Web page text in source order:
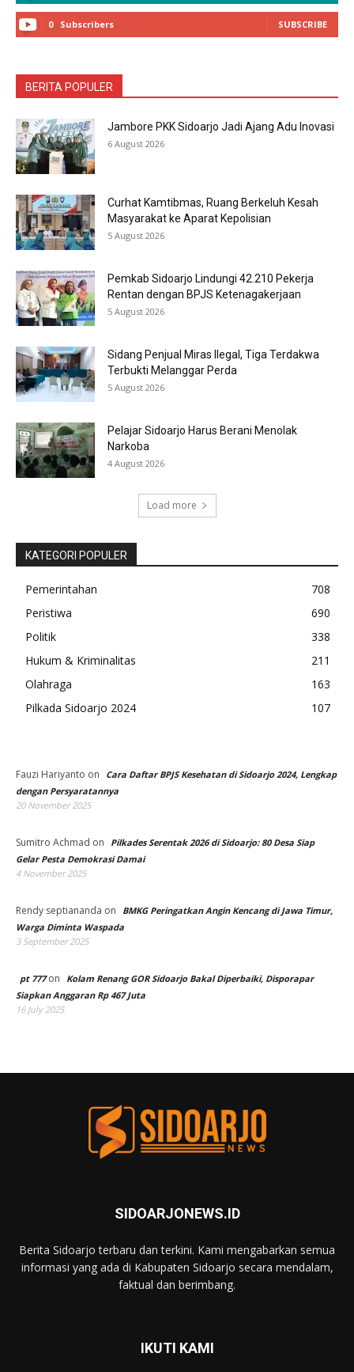
0 Subscribers SUBSCRIBE
BERITA POPULER
Jambore PKK Sidoarjo Jadi Ajang Adu Inovasi
6 August 2026
Curhat Kamtibmas, Ruang Berkeluh Kesah
Masyarakat ke Aparat Kepolisian
5 August 2026
Pemkab Sidoarjo Lindungi 42.210 Pekerja
Rentan dengan BPJS Ketenagakerjaan
5 August 2026
Sidang Penjual Miras Ilegal, Tiga Terdakwa
Terbukti Melanggar Perda
5 August 2026
Pelajar Sidoarjo Harus Berani Menolak
Narkoba
4 August 2026
Load more
KATEGORI POPULER
Pemerintahan
708
Peristiwa
690
Politik
338
Hukum & Kriminalitas
211
Olahraga
163
Pilkada Sidoarjo 2024
107
Fauzi Hariyanto on
Cara Daftar BPJS Kesehatan di Sidoarjo 2024, Lengkap
dengan Persyaratannya
20 November 2025
Sumitro Achmad on
Pilkades Serentak 2026 di Sidoarjo: 80 Desa Siap
Gelar Pesta Demokrasi Damai
4 November 2025
Rendy septiananda on
BMKG Peringatkan Angin Kencang di Jawa Timur,
Warga Diminta Waspada
3 September 2025
pt 777on
Kolam Renang GOR Sidoarjo Bakal Diperbaiki, Disporapar
Siapkan Anggaran Rp 467 Juta
16 July 2025
SIDOARJONEWS.ID
Berita Sidoarjo terbaru dan terkini. Kami mengabarkan semua
informasi yang ada di Kabupaten Sidoarjo secara mendalam,
faktual dan berimbang.
IKUTI KAMI